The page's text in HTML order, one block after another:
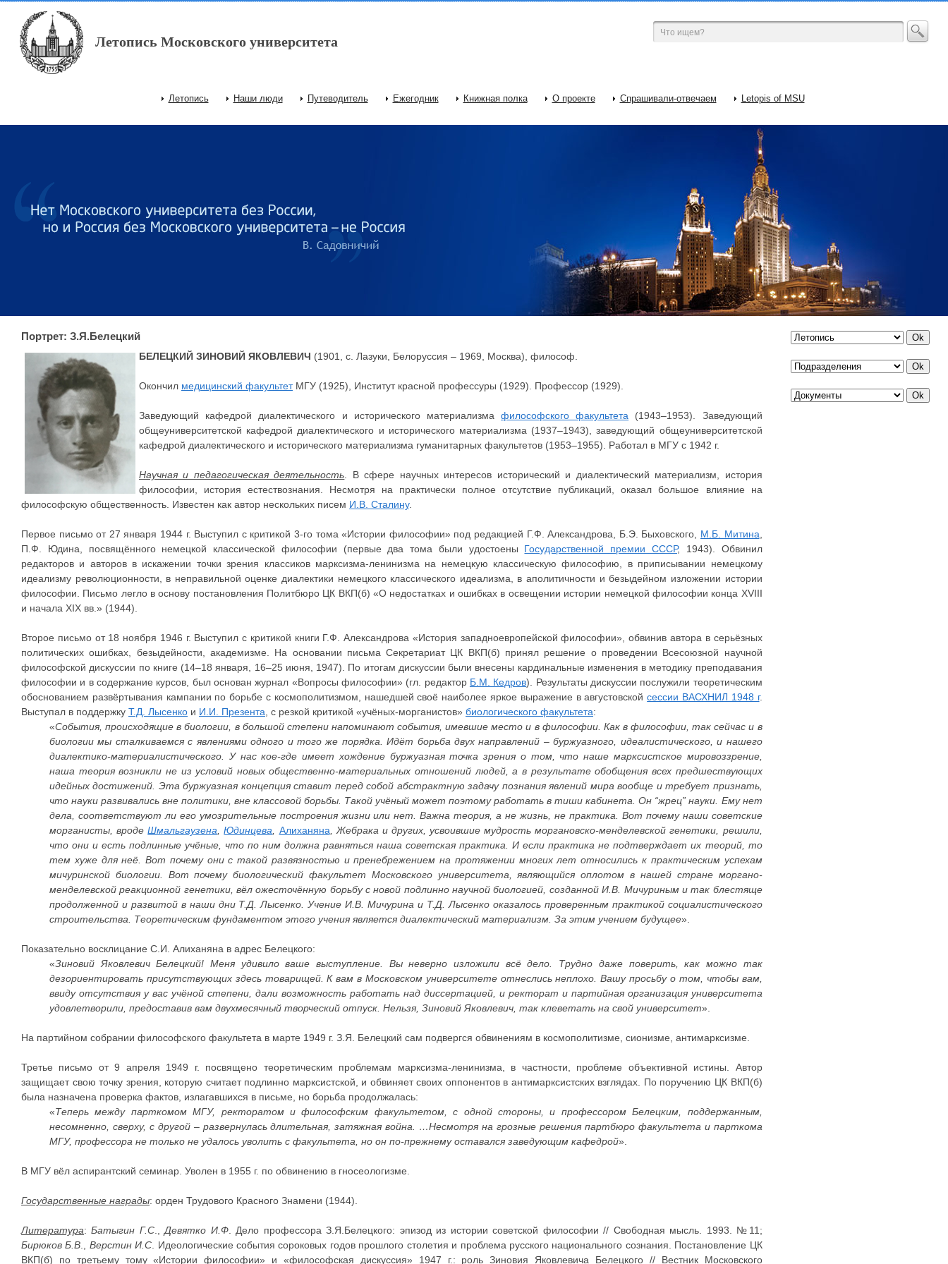
Перейти к основному содержанию
Летопись Московского университета
Главное меню
Летопись Наши люди Путеводитель Ежегодник Книжная полка О проекте Спрашивали-отвечаем Letopis of MSU
Портрет: З.Я.Белецкий
БЕЛЕЦКИЙ ЗИНОВИЙ ЯКОВЛЕВИЧ (1901, с. Лазуки, Белоруссия – 1969, Москва), философ.
Окончил медицинский факультетМГУ (1925), Институт красной профессуры (1929). Профессор (1929).
Заведующий кафедрой диалектического и исторического материализмафилософского факультета (1943–1953). Заведующий
общеуниверситетской кафедрой диалектического и исторического материализма (1937–1943), заведующий общеуниверситетской
кафедрой диалектического и исторического материализма гуманитарных факультетов (1953–1955). Работал в МГУ с 1942 г.
Научная и педагогическая деятельность . В сфере научных интересов исторический и диалектический материализм, история
философии, история естествознания. Несмотря на практически полное отсутствие публикаций, оказал большое влияние на
философскую общественность. Известен как автор нескольких писем И.В. Сталину.
Первое письмо от 27 января 1944 г. Выступил с критикой 3-го тома «Истории философии» под редакцией Г.Ф. Александрова, Б.Э. Быховского, М.Б. Митина
П.Ф. Юдина, посвящённого немецкой классической философии (первые два тома были удостоены Государственной премии СССР, 1943). Обвинил
редакторов и авторов в искажении точки зрения классиков марксизма-ленинизма на немецкую классическую философию, в приписывании немецкому
идеализму революционности, в неправильной оценке диалектики немецкого классического идеализма, в аполитичности и безыдейном изложении истории
философии. Письмо легло в основу постановления Политбюро ЦК ВКП(б) «О недостатках и ошибках в освещении истории немецкой философии конца XVIII
и начала XIX вв.» (1944).
Второе письмо от 18 ноября 1946 г. Выступил с критикой книги Г.Ф. Александрова «История западноевропейской философии», обвинив автора в серьёзных
политических ошибках, безыдейности, академизме. На основании письма Секретариат ЦК ВКП(б) принял решение о проведении Всесоюзной научной
философской дискуссии по книге (14–18 января, 16–25 июня, 1947). По итогам дискуссии были внесены кардинальные изменения в методику преподавания
философии и в содержание курсов, был основан журнал «Вопросы философии» (гл. редактор Б.М. Кедров). Результаты дискуссии послужили теоретическим
обоснованием развёртывания кампании по борьбе с космополитизмом, нашедшей своё наиболее яркое выражение в августовскойсессии ВАСХНИЛ 1948 г.
Выступал в поддержку Т.Д. Лысенко и И.И. Презента , с резкой критикой «учёных-морганистов» биологического факультета:
«События, происходящие в биологии, в большой степени напоминают события, имевшие место и в философии. Как в философии, так сейчас и в
биологии мы сталкиваемся с явлениями одного и того же порядка. Идёт борьба двух направлений – буржуазного, идеалистического, и нашего
диалектико-материалистического. У нас кое-где имеет хождение буржуазная точка зрения о том, что наше марксистское мировоззрение,
наша теория возникли не из условий новых общественно-материальных отношений людей, а в результате обобщения всех предшествующих
идейных достижений. Эта буржуазная концепция ставит перед собой абстрактную задачу познания явлений мира вообще и требует признать,
что науки развивались вне политики, вне классовой борьбы. Такой учёный может поэтому работать в тиши кабинета. Он “жрец” науки. Ему нет
дела, соответствуют ли его умозрительные построения жизни или нет. Важна теория, а не жизнь, не практика. Вот почему наши советские
морганисты, вродеШмальгаузена ,Юдинцева Алиханяна , Жебрака и других, усвоившие мудрость моргановско-менделевской генетики, решили,
что они и есть подлинные учёные, что по ним должна равняться наша советская практика. И если практика не подтверждает их теорий, то
тем хуже для неё. Вот почему они с такой развязностью и пренебрежением на протяжении многих лет относились к практическим успехам
мичуринской биологии. Вот почему биологический факультет Московского университета, являющийся оплотом в нашей стране моргано-
менделевской реакционной генетики, вёл ожесточённую борьбу с новой подлинно научной биологией, созданной И.В. Мичуриным и так блестяще
продолженной и развитой в наши дни Т.Д. Лысенко. Учение И.В. Мичурина и Т.Д. Лысенко оказалось проверенным практикой социалистического
строительства. Теоретическим фундаментом этого учения является диалектический материализм. За этим учением будущее».
Показательно восклицание С.И. Алиханяна в адрес Белецкого:
«Зиновий Яковлевич Белецкий! Меня удивило ваше выступление. Вы неверно изложили всё дело. Трудно даже поверить, как можно так
дезориентировать присутствующих здесь товарищей. К вам в Московском университете отнеслись неплохо. Вашу просьбу о том, чтобы вам,
ввиду отсутствия у вас учёной степени, дали возможность работать над диссертацией, и ректорат и партийная организация университета
удовлетворили, предоставив вам двухмесячный творческий отпуск. Нельзя, Зиновий Яковлевич, так клеветать на свой университет».
На партийном собрании философского факультета в марте 1949 г. З.Я. Белецкий сам подвергся обвинениям в космополитизме, сионизме, антимарксизме.
Третье письмо от 9 апреля 1949 г. посвящено теоретическим проблемам марксизма-ленинизма, в частности, проблеме объективной истины. Автор
защищает свою точку зрения, которую считает подлинно марксистской, и обвиняет своих оппонентов в антимарксистских взглядах. По поручению ЦК ВКП(б)
была назначена проверка фактов, излагавшихся в письме, но борьба продолжалась:
«Теперь между парткомом МГУ, ректоратом и философским факультетом, с одной стороны, и профессором Белецким, поддержанным,
несомненно, сверху, с другой – развернулась длительная, затяжная война. …Несмотря на грозные решения партбюро факультета и парткома
МГУ, профессора не только не удалось уволить с факультета, но он по-прежнему оставался заведующим кафедрой».
В МГУ вёл аспирантский семинар. Уволен в 1955 г. по обвинению в гносеологизме.
Государственные награды: орден Трудового Красного Знамени (1944).
Литература:Батыгин Г.С.,Девятко И.Ф. Дело профессора З.Я.Белецкого: эпизод из истории советской философии // Свободная мысль. 1993. №11;
Бирюков Б.В
Верстин И.С . Идеологические события сороковых годов прошлого столетия и проблема русского национального сознания. Постановление ЦК
ВКП(б) по третьему тому «Истории философии» и «философская дискуссия» 1947 г.: роль Зиновия Яковлевича Белецкого // Вестник Московского